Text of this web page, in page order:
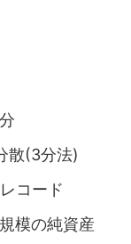
散(3分法)
コード
模の純資産